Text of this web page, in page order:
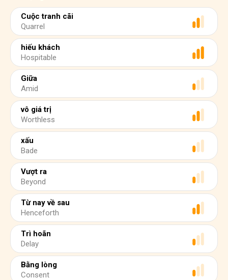
Cuộc tranh cãi
Quarrel
hiếu khách
Hospitable
Giữa
Amid
vô giá trị
Worthless
xấu
Bade
Vượt ra
Beyond
Từ nay về sau
Henceforth
Trì hoãn
Delay
Bằng lòng
Consent